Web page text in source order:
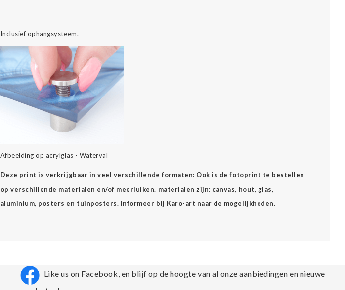
Inclusief ophangsysteem.
Afbeelding op acrylglas - Waterval
Deze print is verkrijgbaar in veel verschillende formaten: Ook is de fotoprint te bestellen
op verschillende materialen en/of meerluiken. materialen zijn: canvas, hout, glas,
aluminium, posters en tuinposters. Informeer bij Karo-art naar de mogelijkheden.
Like us on Facebook, en blijf op de hoogte van al onze aanbiedingen en nieuwe